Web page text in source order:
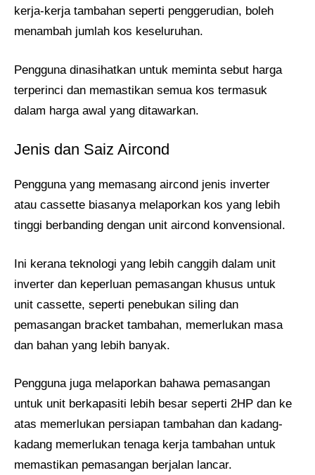
kerja-kerja tambahan seperti penggerudian, boleh
menambah jumlah kos keseluruhan.
Pengguna dinasihatkan untuk meminta sebut harga
terperinci dan memastikan semua kos termasuk
dalam harga awal yang ditawarkan.
Jenis dan Saiz Aircond
Pengguna yang memasang aircond jenis inverter
atau cassette biasanya melaporkan kos yang lebih
tinggi berbanding dengan unit aircond konvensional.
Ini kerana teknologi yang lebih canggih dalam unit
inverter dan keperluan pemasangan khusus untuk
unit cassette, seperti penebukan siling dan
pemasangan bracket tambahan, memerlukan masa
dan bahan yang lebih banyak.
Pengguna juga melaporkan bahawa pemasangan
untuk unit berkapasiti lebih besar seperti 2HP dan ke
atas memerlukan persiapan tambahan dan kadang-
kadang memerlukan tenaga kerja tambahan untuk
memastikan pemasangan berjalan lancar.